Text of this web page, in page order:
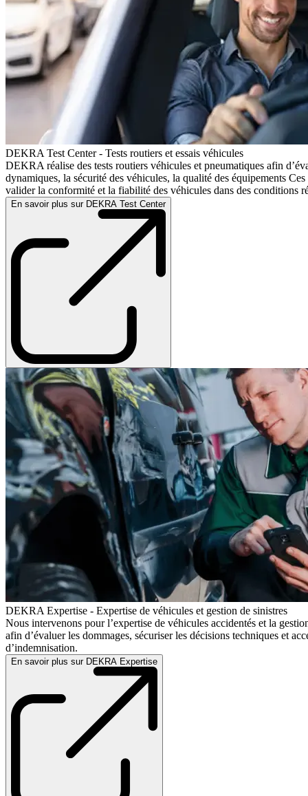
DEKRA Test Center - Tests routiers et essais véhicules
DEKRA réalise des tests routiers véhicules et pneumatiques afin
dynamiques, la sécurité des véhicules, la qualité des équipements Ces
valider la conformité et la fiabilité des véhicules dans des conditions
En savoir plus sur DEKRA Test Center
DEKRA Expertise - Expertise de véhicules et gestion de sinistres
Nous intervenons pour l’expertise de véhicules accidentés et la
afin d’évaluer les dommages, sécuriser les décisions techniques et
d’indemnisation.
En savoir plus sur DEKRA Expertise